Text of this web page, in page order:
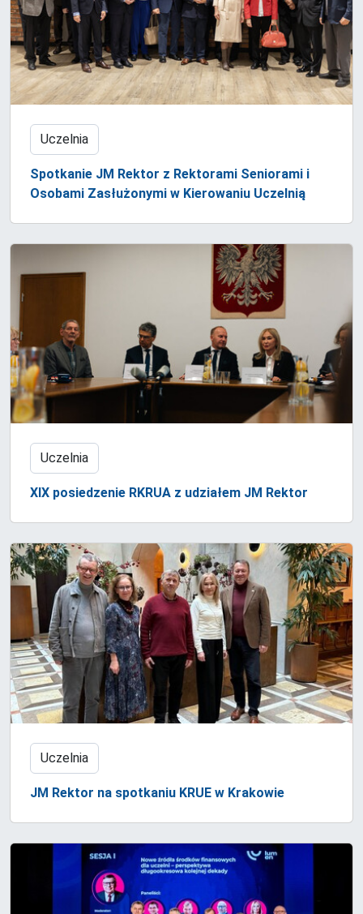
Uczelnia
Spotkanie JM Rektor z Rektorami Seniorami i
Osobami Zasłużonymi w Kierowaniu Uczelnią
Uczelnia
XIX posiedzenie RKRUA z udziałem JM Rektor
Uczelnia
JM Rektor na spotkaniu KRUE w Krakowie